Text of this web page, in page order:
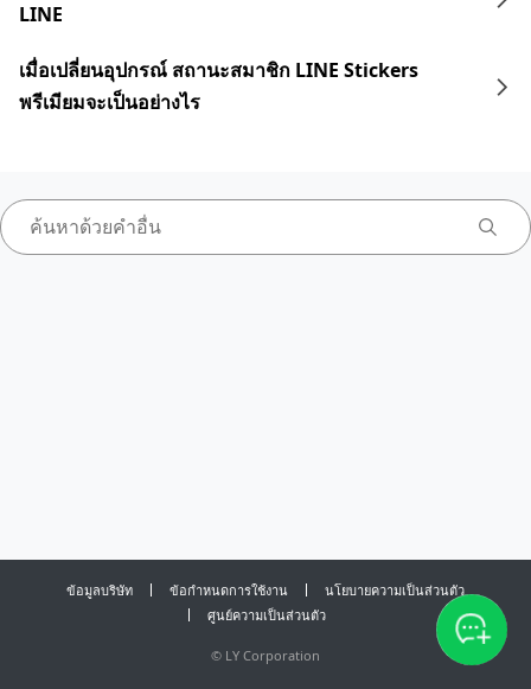
LINE
เมื่อเปลี่ยนอุปกรณ์ สถานะสมาชิก LINE Stickers
พรีเมียมจะเป็นอย่างไร
ข้อมูลบริษัท ข้อกำหนดการใช้งาน
นโยบายความเป็นส่วนตัว
ศูนย์ความเป็นส่วนตัว
© LY Corporation